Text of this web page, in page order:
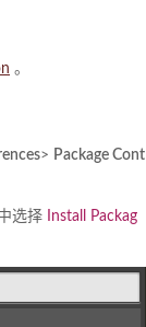
。
> Package Cont
选择 Install
Packag